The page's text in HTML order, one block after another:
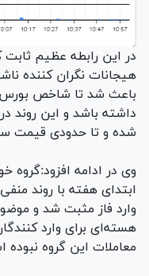
در این رابطه عظیم ثابت
هیجانات نگران کننده
باعث شد تا شاخص بورس
داشته باشد و این روند
شده و تا حدودی قیمت
وی در ادامه افزود:گروه
ابتدای هفته با روند
وارد فاز مثبت شد و
هسته‌ای برای وارد
معاملات این گروه